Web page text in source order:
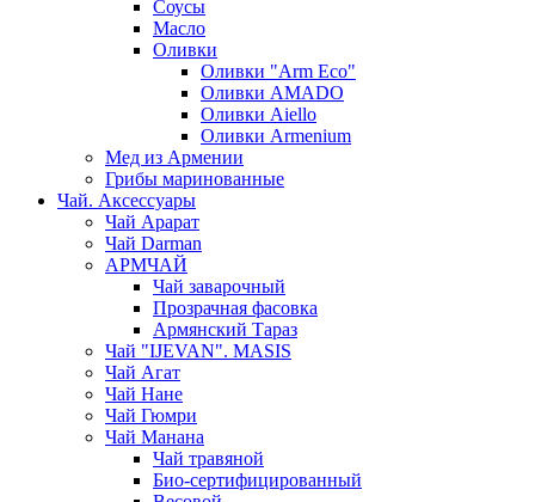
Соусы
Масло
Оливки
Оливки "Arm Eco"
Оливки AMADO
Оливки Aiello
Оливки Armenium
Мед из Армении
Грибы маринованные
Чай. Аксессуары
Чай Арарат
Чай Darman
АРМЧАЙ
Чай заварочный
Прозрачная фасовка
Армянский Тараз
Чай "IJEVAN". MASIS
Чай Агат
Чай Нане
Чай Гюмри
Чай Манана
Чай травяной
Био-сертифицированный